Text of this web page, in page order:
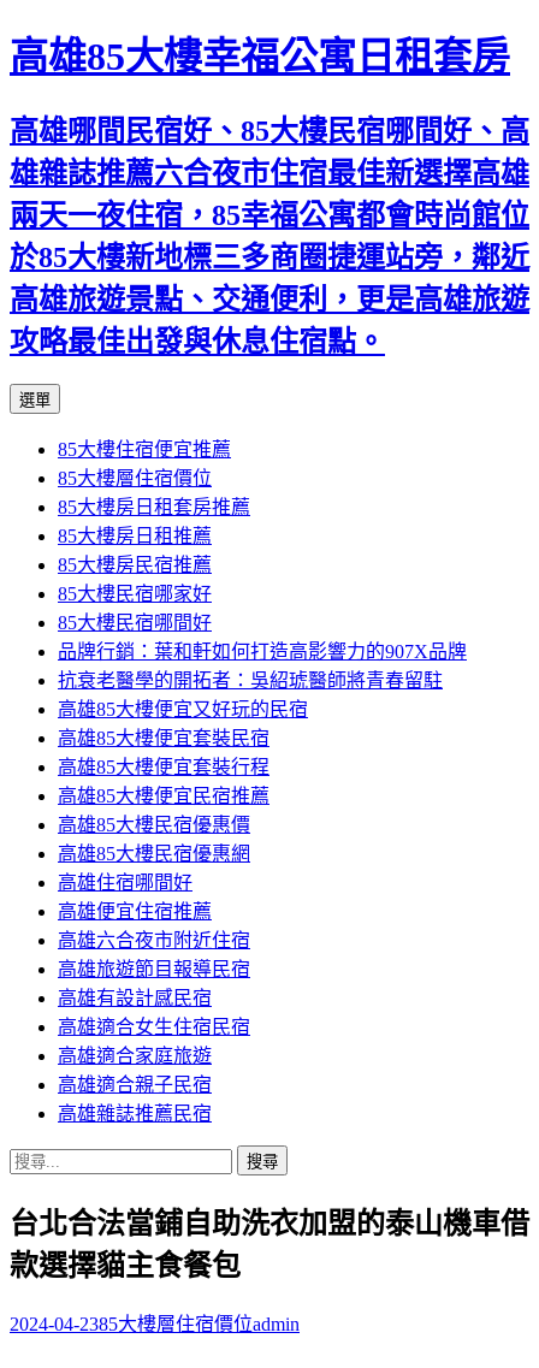
高雄85大樓幸福公寓日租套房
高雄哪間民宿好、85大樓民宿哪間好、高
雄雜誌推薦六合夜市住宿最佳新選擇高雄
兩天一夜住宿，85幸福公寓都會時尚館位
於85大樓新地標三多商圈捷運站旁，鄰近
高雄旅遊景點、交通便利，更是高雄旅遊
攻略最佳出發與休息住宿點。
選單
內
容
區
85大樓住宿便宜推薦
85大樓層住宿價位
85大樓房日租套房推薦
85大樓房日租推薦
85大樓房民宿推薦
85大樓民宿哪家好
85大樓民宿哪間好
品牌行銷：葉和軒如何打造高影響力的907X品牌
抗衰老醫學的開拓者：吳紹琥醫師將青春留駐
高雄85大樓便宜又好玩的民宿
高雄85大樓便宜套裝民宿
高雄85大樓便宜套裝行程
高雄85大樓便宜民宿推薦
高雄85大樓民宿優惠價
高雄85大樓民宿優惠網
高雄住宿哪間好
高雄便宜住宿推薦
高雄六合夜市附近住宿
高雄旅遊節目報導民宿
高雄有設計感民宿
高雄適合女生住宿民宿
高雄適合家庭旅遊
高雄適合親子民宿
高雄雜誌推薦民宿
搜
關
鍵
字:
台北合法當鋪自助洗衣加盟的泰山機車借
款選擇貓主食餐包
2024-04-2385大樓層住宿價位admin